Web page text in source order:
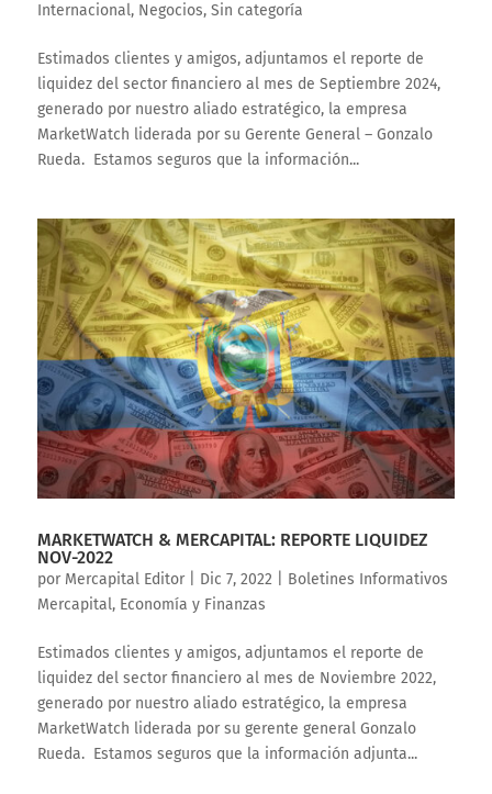
Internacional, Negocios, Sin categoría
Estimados clientes y amigos, adjuntamos el reporte de
liquidez del sector financiero al mes de Septiembre 2024,
generado por nuestro aliado estratégico, la empresa
MarketWatch liderada por su Gerente General – Gonzalo
Rueda. Estamos seguros que la información...
MARKETWATCH & MERCAPITAL: REPORTE LIQUIDEZ
NOV-2022
por Mercapital Editor| Dic 7, 2022
Boletines Informativos
Mercapital, Economía y Finanzas
Estimados clientes y amigos, adjuntamos el reporte de
liquidez del sector financiero al mes de Noviembre 2022,
generado por nuestro aliado estratégico, la empresa
MarketWatch liderada por su gerente general Gonzalo
Rueda. Estamos seguros que la información adjunta...